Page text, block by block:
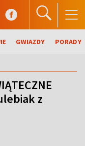
GWIAZDY PORADY
z